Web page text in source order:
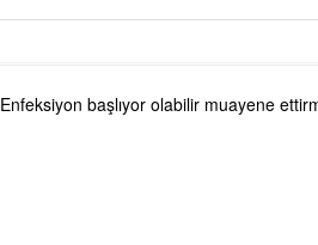
Enfeksiyon başlıyor olabilir muayene